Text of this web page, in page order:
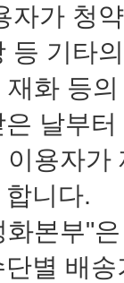
자가 청
등 기타
화 등
날부
용자
니다.
본부"
별 배